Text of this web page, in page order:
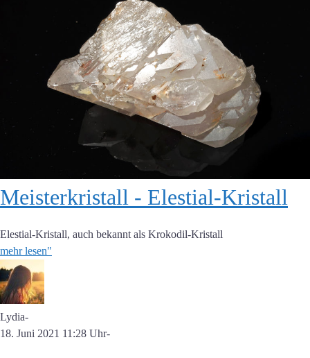
Meisterkristall - Elestial-Kristall
Elestial-Kristall, auch bekannt als Krokodil-Kristall
mehr lesen"
Lydia-
18. Juni 2021 11:28 Uhr-